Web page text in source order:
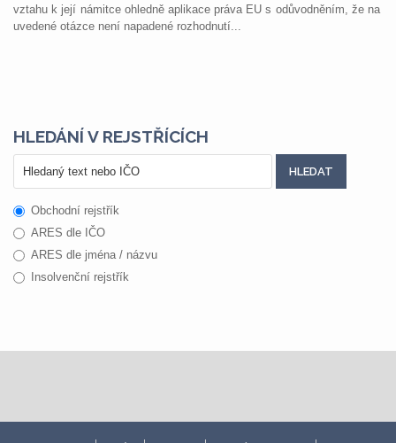
vztahu k její námitce ohledně aplikace práva EU s odůvodněním, že na
uvedené otázce není napadené rozhodnutí...
HLEDÁNÍ V REJSTŘÍCÍCH
Obchodní rejstřík
ARES dle IČO
ARES dle jména / názvu
Insolvenční rejstřík